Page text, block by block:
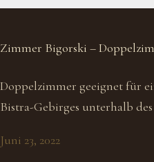
Zimmer Bigorski –
Doppelzimmer geeignet für
Bistra-Gebirges unterhalb
Juni 23, 2022